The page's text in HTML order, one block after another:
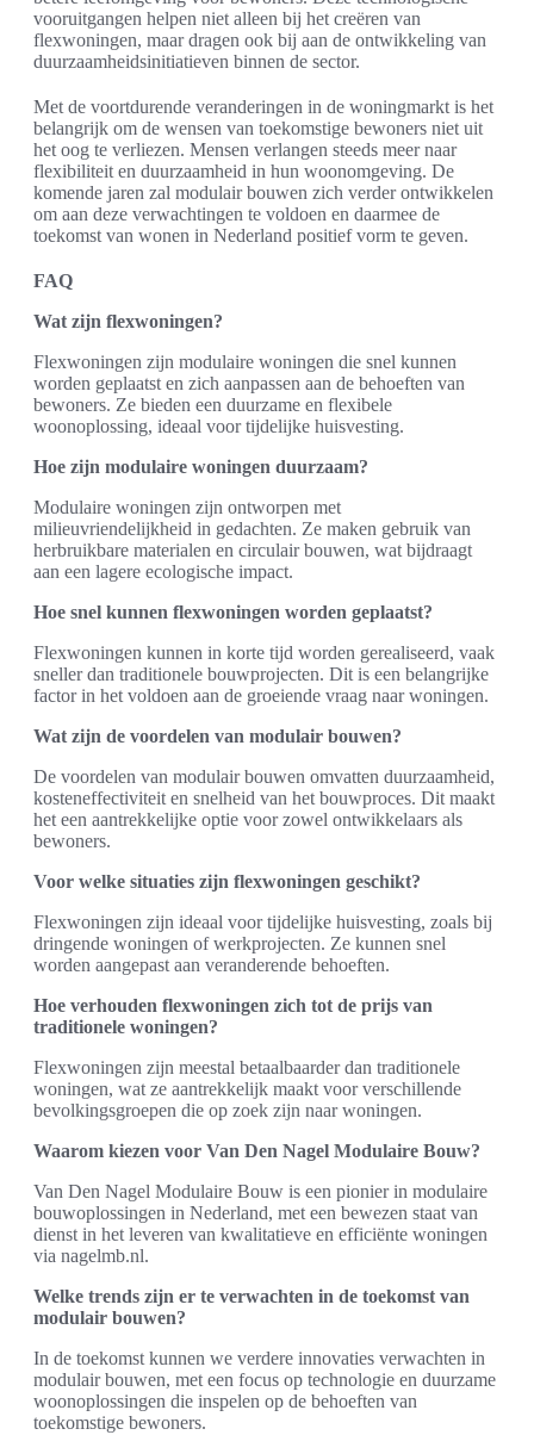
vooruitgangen helpen niet alleen bij het creëren van
flexwoningen, maar dragen ook bij aan de ontwikkeling van
duurzaamheidsinitiatieven binnen de sector.
Met de voortdurende veranderingen in de woningmarkt is het
belangrijk om de wensen van toekomstige bewoners niet uit
het oog te verliezen. Mensen verlangen steeds meer naar
flexibiliteit en duurzaamheid in hun woonomgeving. De
komende jaren zal modulair bouwen zich verder ontwikkelen
om aan deze verwachtingen te voldoen en daarmee de
toekomst van wonen in Nederland positief vorm te geven.
FAQ
Wat zijn flexwoningen?
Flexwoningen zijn modulaire woningen die snel kunnen
worden geplaatst en zich aanpassen aan de behoeften van
bewoners. Ze bieden een duurzame en flexibele
woonoplossing, ideaal voor tijdelijke huisvesting.
Hoe zijn modulaire woningen duurzaam?
Modulaire woningen zijn ontworpen met
milieuvriendelijkheid in gedachten. Ze maken gebruik van
herbruikbare materialen en circulair bouwen, wat bijdraagt
aan een lagere ecologische impact.
Hoe snel kunnen flexwoningen worden geplaatst?
Flexwoningen kunnen in korte tijd worden gerealiseerd, vaak
sneller dan traditionele bouwprojecten. Dit is een belangrijke
factor in het voldoen aan de groeiende vraag naar woningen.
Wat zijn de voordelen van modulair bouwen?
De voordelen van modulair bouwen omvatten duurzaamheid,
kosteneffectiviteit en snelheid van het bouwproces. Dit maakt
het een aantrekkelijke optie voor zowel ontwikkelaars als
bewoners.
Voor welke situaties zijn flexwoningen geschikt?
Flexwoningen zijn ideaal voor tijdelijke huisvesting, zoals bij
dringende woningen of werkprojecten. Ze kunnen snel
worden aangepast aan veranderende behoeften.
Hoe verhouden flexwoningen zich tot de prijs van
traditionele woningen?
Flexwoningen zijn meestal betaalbaarder dan traditionele
woningen, wat ze aantrekkelijk maakt voor verschillende
bevolkingsgroepen die op zoek zijn naar woningen.
Waarom kiezen voor Van Den Nagel Modulaire Bouw?
Van Den Nagel Modulaire Bouw is een pionier in modulaire
bouwoplossingen in Nederland, met een bewezen staat van
dienst in het leveren van kwalitatieve en efficiënte woningen
via nagelmb.nl.
Welke trends zijn er te verwachten in de toekomst van
modulair bouwen?
In de toekomst kunnen we verdere innovaties verwachten in
modulair bouwen, met een focus op technologie en duurzame
woonoplossingen die inspelen op de behoeften van
toekomstige bewoners.